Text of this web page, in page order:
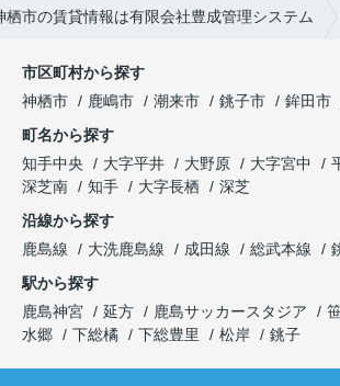
栖市の賃貸情報は有限会社豊成管理システム
市区町村から探す
神栖市
鹿嶋市 潮来市 銚子市 鉾田市
町名から探す
知手中央
大字平井 大野原 大字宮中
深芝南
知手 大字長栖
深芝
沿線から探す
鹿島線
大洗鹿島線 成田線 総武本線
駅から探す
鹿島神宮
延方 鹿島サッカースタジア
水郷
下総橘 下総豊里 松岸 銚子